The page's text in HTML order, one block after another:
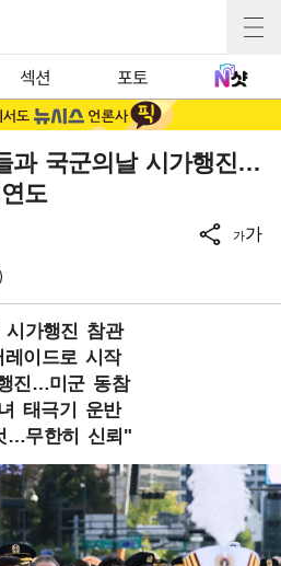
섹션 포토
과 국군의날 시가행진…
도
가가
가행진 참관
레이드로 시작
진…미군 동참
태극기 운반
…무한히 신뢰"